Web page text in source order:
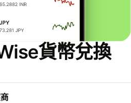
貨幣兌換